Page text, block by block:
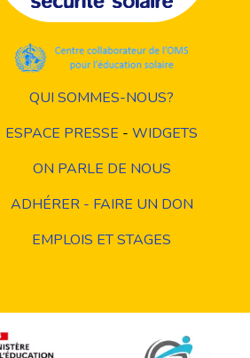
QUI SOMMES-NOUS?
ESPACE PRESSE - WIDGETS
ON PARLE DE NOUS
ADHÉRER - FAIRE UN DON
EMPLOIS ET STAGES